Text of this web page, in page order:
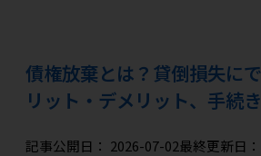
債権放棄とは？貸倒損失に
リット・デメリット、手続
記事公開日： 2026-07-02最終更新日